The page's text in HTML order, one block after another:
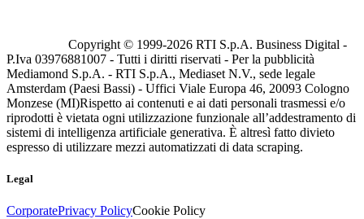
Copyright © 1999-2026 RTI S.p.A. Business Digital -
P.Iva 03976881007 - Tutti i diritti riservati - Per la pubblicità
Mediamond S.p.A. - RTI S.p.A., Mediaset N.V., sede legale
Amsterdam (Paesi Bassi) - Uffici Viale Europa 46, 20093 Cologno
Monzese (MI)Rispetto ai contenuti e ai dati personali trasmessi e/o
riprodotti è vietata ogni utilizzazione funzionale all’addestramento di
sistemi di intelligenza artificiale generativa. È altresì fatto divieto
espresso di utilizzare mezzi automatizzati di data scraping.
Legal
CorporatePrivacy PolicyCookie Policy